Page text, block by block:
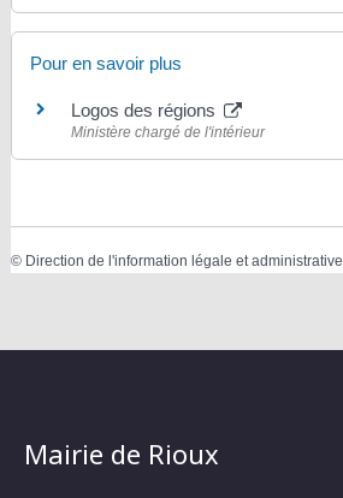
Pour en savoir plus
Logos des régions
Ministère chargé de l'intérieur
© Direction de l'information légale et administrative
Mairie de Rioux